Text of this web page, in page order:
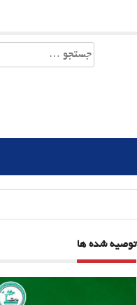
جستجو
برای:
توصیه شده ها